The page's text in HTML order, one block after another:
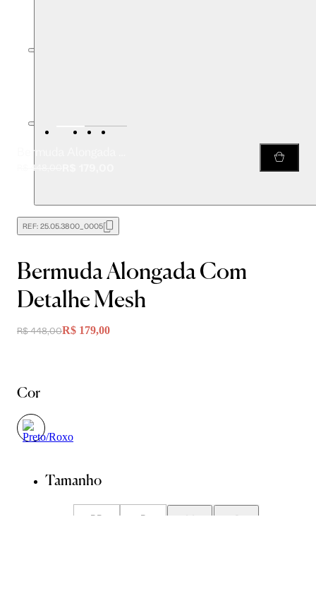
R$ 448,00
REF: 25.05.3800_0005
Bermuda Alongada Com
Detalhe Mesh
R$ 448,00R$ 179,00
Cor
Tamanho
PP P M G